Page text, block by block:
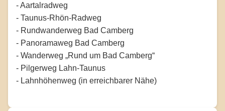
- Aartalradweg
- Taunus-Rhön-Radweg
- Rundwanderweg Bad Camberg
- Panoramaweg Bad Camberg
- Wanderweg „Rund um Bad Camberg“
- Pilgerweg Lahn-Taunus
- Lahnhöhenweg (in erreichbarer Nähe)